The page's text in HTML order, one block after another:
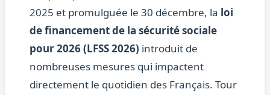
2025 et promulguée le 30 décembre, la loi
de financement de la sécurité sociale
pour 2026 (LFSS 2026) introduit de
nombreuses mesures qui impactent
directement le quotidien des Français. Tour